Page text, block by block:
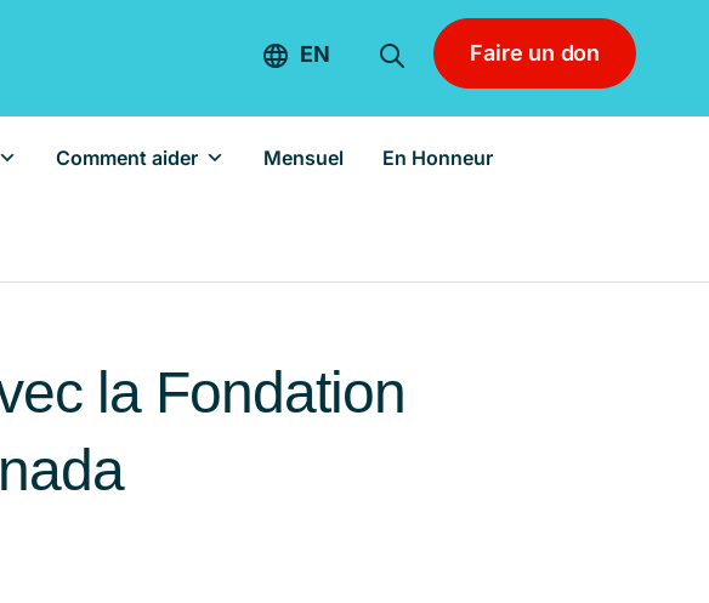
EN Faire un don
Comment aider Mensuel En Honneur
la Fondation